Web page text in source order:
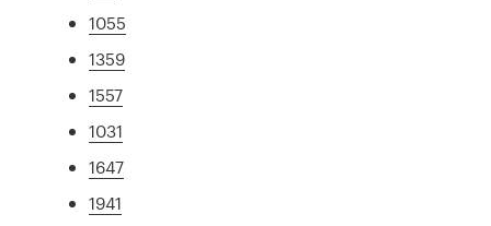
1055
1359
1557
1031
1647
1941